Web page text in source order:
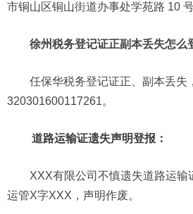
市铜山区铜山街道办事处学苑路 10
徐州税务登记证正副本丢失怎么
任保华税务登记证正、副本丢失
320301600117261。
道路运输证遗失声明登报：
XXX有限公司不慎遗失道路运输
运管X字XXX，声明作废。